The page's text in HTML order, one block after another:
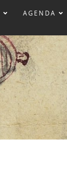
AGENDA